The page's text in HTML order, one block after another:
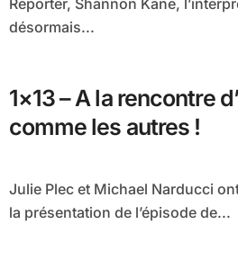
Reporter, Shannon Kane,
désormais...
1×13 – A la rencontre
comme les autres !
Julie Plec et Michael Narducci ont gâté leurs fans avec
la présentation de l’épisode de...